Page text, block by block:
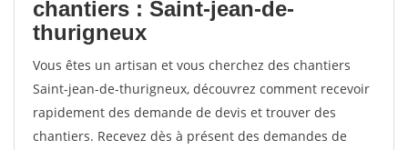
chantiers : Saint-jean-de-
thurigneux
Vous êtes un artisan et vous cherchez des chantiers
Saint-jean-de-thurigneux, découvrez comment recevoir
rapidement des demande de devis et trouver des
chantiers. Recevez dès à présent des demandes de